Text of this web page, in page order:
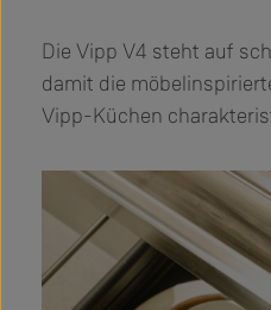
Die Vipp V4 steht auf
damit die
Vipp-Küchen